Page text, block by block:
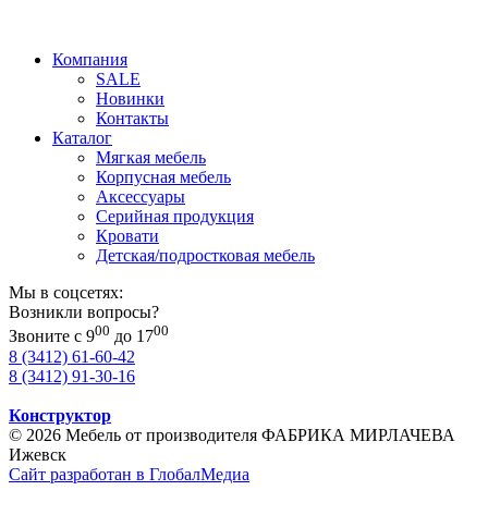
Компания
SALE
Новинки
Контакты
Каталог
Мягкая мебель
Корпусная мебель
Аксессуары
Серийная продукция
Кровати
Детская/подростковая мебель
Мы в соцсетях:
Возникли вопросы?
Звоните с 900 до 1700
8 (3412) 61-60-42
8 (3412) 91-30-16
Конструктор
© 2026 Мебель от производителя ФАБРИКА МИРЛАЧЕВА
Ижевск
Сайт разработан в ГлобалМедиа